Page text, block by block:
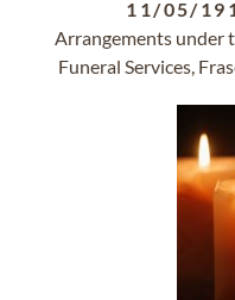
11/05/
Arrangements under
Funeral Services,